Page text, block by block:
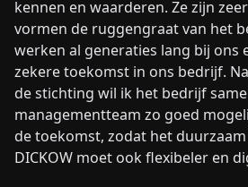
kennen en waarderen. Ze zijn
vormen de ruggengraat van het
werken al generaties lang bij ons
zekere toekomst in ons bedrijf.
de stichting wil ik het bedrijf
managementteam zo goed
de toekomst, zodat het
DICKOW moet ook flexibeler en